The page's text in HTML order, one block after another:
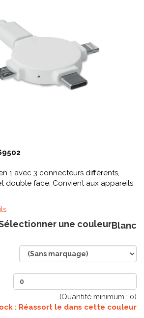
1 avec 3 connecteurs différents,
double face. Convient aux appareils
une couleurBlanc
(Quantité minimum : 0)
: Réassort le dans cette couleur